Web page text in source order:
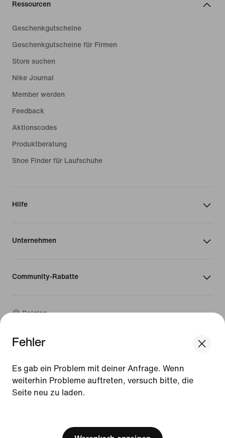
Update your location?
Belgien
Fehler
Es gab ein Problem mit deiner Anfrage. Wenn
weiterhin Probleme auftreten, versuch bitte, die
Seite neu zu laden.
Ressourcen
Geschenkgutscheine
Geschenkgutscheine für Firmen
Store suchen
Nike Journal
Member werden
Feedback
Aktionscodes
Produktberatung
Shoe Finder für Laufschuhe
Hilfe
Unternehmen
Community-Rabatte
Belgien
© 2026Nike, Inc. Alle Rechte vorbehalten
Nutzungsbedingungen
Verkaufsbedingungen
Impressum